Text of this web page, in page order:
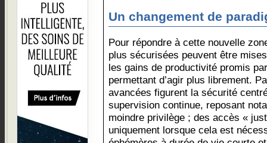
Un changement de
Pour répondre à cette nouvelle
plus sécurisées peuvent être
les gains de productivité promis
permettant d’agir plus librement.
avancées figurent la sécurité
supervision continue, reposant
moindre privilège ; des accès «
uniquement lorsque cela est